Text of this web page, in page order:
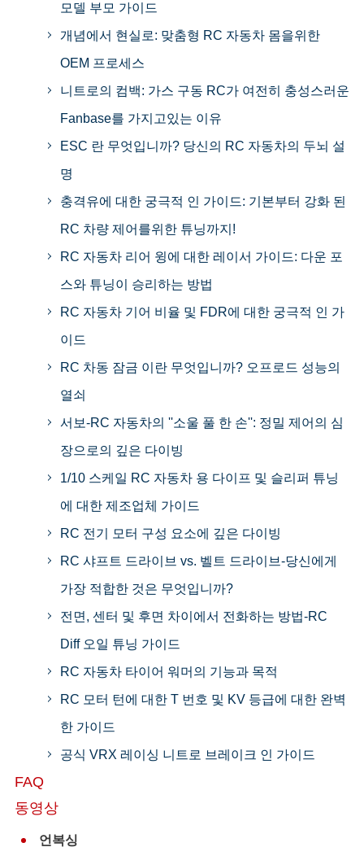
모델 부모 가이드
개념에서 현실로: 맞춤형 RC 자동차 몸을위한
OEM 프로세스
니트로의 컴백: 가스 구동 RC가 여전히 충성스러운
Fanbase를 가지고있는 이유
ESC 란 무엇입니까? 당신의 RC 자동차의 두뇌 설
명
충격유에 대한 궁극적 인 가이드: 기본부터 강화 된
RC 차량 제어를위한 튜닝까지!
RC 자동차 리어 윙에 대한 레이서 가이드: 다운 포
스와 튜닝이 승리하는 방법
RC 자동차 기어 비율 및 FDR에 대한 궁극적 인 가
이드
RC 차동 잠금 이란 무엇입니까? 오프로드 성능의
열쇠
서보-RC 자동차의 ''소울 풀 한 손'': 정밀 제어의 심
장으로의 깊은 다이빙
1/10 스케일 RC 자동차 용 다이프 및 슬리퍼 튜닝
에 대한 제조업체 가이드
RC 전기 모터 구성 요소에 깊은 다이빙
RC 샤프트 드라이브 vs. 벨트 드라이브-당신에게
가장 적합한 것은 무엇입니까?
전면, 센터 및 후면 차이에서 전화하는 방법-RC
Diff 오일 튜닝 가이드
RC 자동차 타이어 워머의 기능과 목적
RC 모터 턴에 대한 T 번호 및 KV 등급에 대한 완벽
한 가이드
공식 VRX 레이싱 니트로 브레이크 인 가이드
FAQ
동영상
언복싱